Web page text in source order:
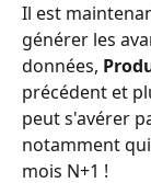
Il est
générer les
données,
précédent et
peut s'avérer
notamment
mois N+1 !